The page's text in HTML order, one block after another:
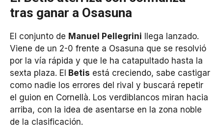
tras ganar a Osasuna
El conjunto de Manuel Pellegrini llega lanzado.
Viene de un 2-0 frente a Osasuna que se resolvió
por la vía rápida y que le ha catapultado hasta la
sexta plaza. El Betis está creciendo, sabe castigar
como nadie los errores del rival y buscará repetir
el guion en Cornellà. Los verdiblancos miran hacia
arriba, con la idea de asentarse en la zona noble
de la clasificación.